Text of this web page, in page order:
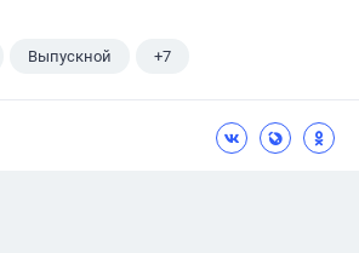
Выпускной +7